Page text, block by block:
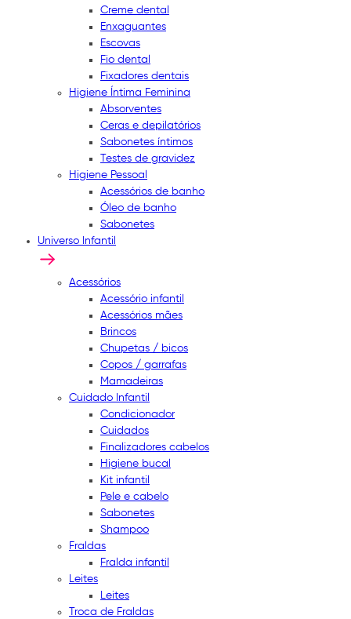
Creme dental
Enxaguantes
Escovas
Fio dental
Fixadores dentais
Higiene Íntima Feminina
Absorventes
Ceras e depilatórios
Sabonetes íntimos
Testes de gravidez
Higiene Pessoal
Acessórios de banho
Óleo de banho
Sabonetes
Universo Infantil
Acessórios
Acessório infantil
Acessórios mães
Brincos
Chupetas / bicos
Copos / garrafas
Mamadeiras
Cuidado Infantil
Condicionador
Cuidados
Finalizadores cabelos
Higiene bucal
Kit infantil
Pele e cabelo
Sabonetes
Shampoo
Fraldas
Fralda infantil
Leites
Leites
Troca de Fraldas